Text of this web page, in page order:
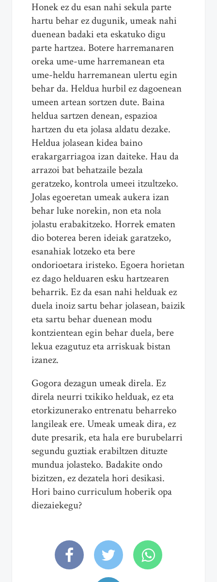
Honek ez du esan nahi sekula parte
hartu behar ez dugunik, umeak nahi
duenean badaki eta eskatuko digu
parte hartzea. Botere harremanaren
oreka ume-ume harremanean eta
ume-heldu harremanean ulertu egin
behar da. Heldua hurbil ez dagoenean
umeen artean sortzen dute. Baina
heldua sartzen denean, espazioa
hartzen du eta jolasa aldatu dezake.
Heldua jolasean kidea baino
erakargarriagoa izan daiteke. Hau da
arrazoi bat behatzaile bezala
geratzeko, kontrola umeei itzultzeko.
Jolas egoeretan umeak aukera izan
behar luke norekin, non eta nola
jolastu erabakitzeko. Horrek ematen
dio boterea beren ideiak garatzeko,
esanahiak lotzeko eta bere
ondorioetara iristeko. Egoera horietan
ez dago helduaren esku hartzearen
beharrik. Ez da esan nahi helduak ez
duela inoiz sartu behar jolasean, baizik
eta sartu behar duenean modu
kontzientean egin behar duela, bere
lekua ezagutuz eta arriskuak bistan
izanez.
Gogora dezagun umeak direla. Ez
direla neurri txikiko helduak, ez eta
etorkizunerako entrenatu beharreko
langileak ere. Umeak umeak dira, ez
dute presarik, eta hala ere burubelarri
segundu guztiak erabiltzen dituzte
mundua jolasteko. Badakite ondo
bizitzen, ez dezatela hori desikasi.
Hori baino curriculum hoberik opa
diezaiekegu?